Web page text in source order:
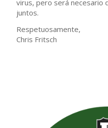
virus, pero será necesario
juntos.
Respetuosamente,
Chris Fritsch